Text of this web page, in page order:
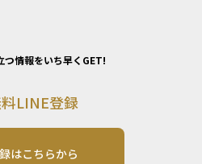
つ情報をいち早くGET!
LINE登録
はこちらから